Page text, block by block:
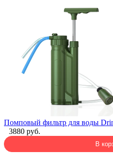
Помповый фильтр для воды
3880 руб.
В